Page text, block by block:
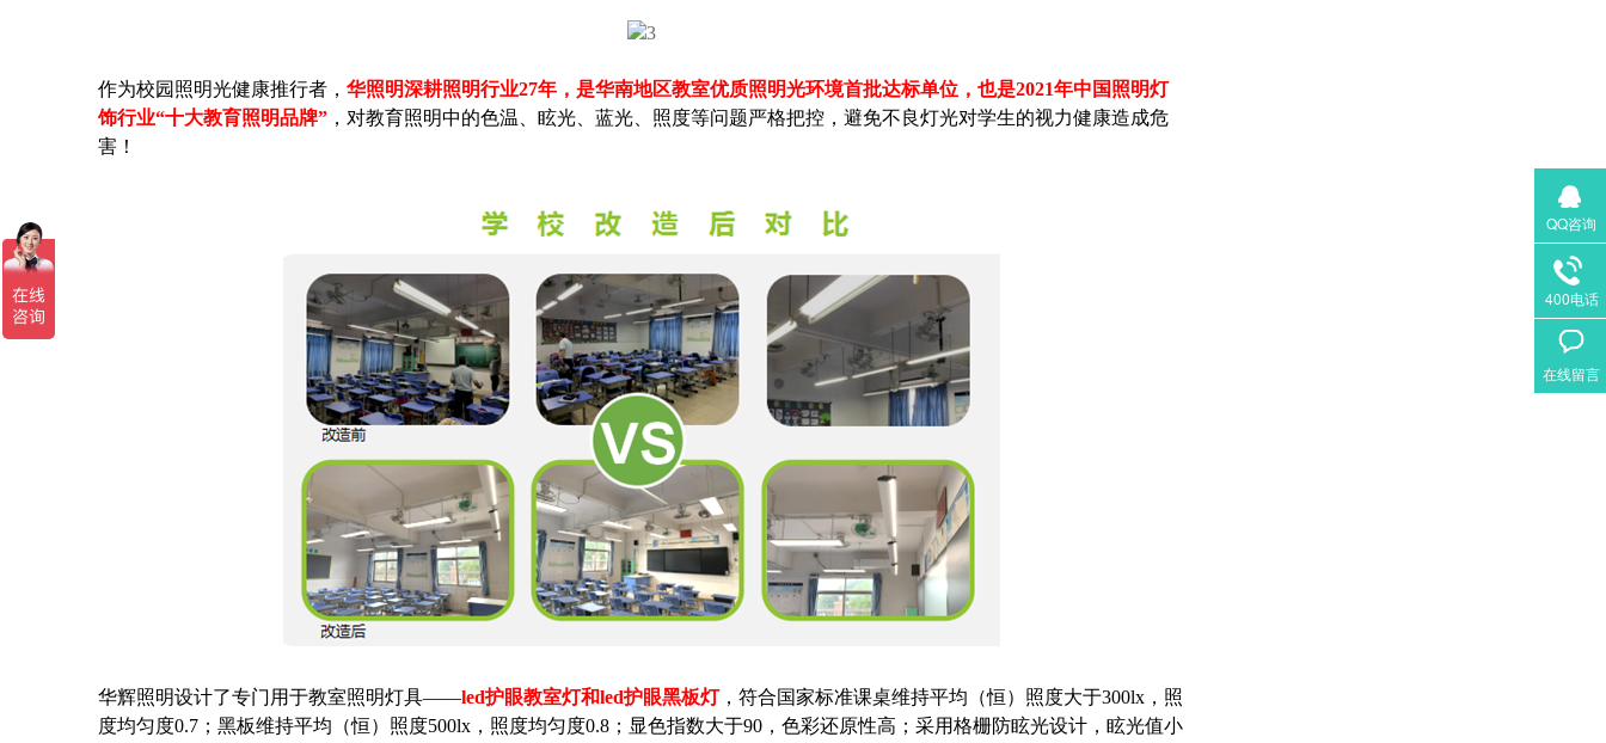
作为校园照明光健康推行者， 华照明深耕照明行业27年，是华南地区教室优质照明光环境首批达标单位，也是2021年中国照明灯
饰行业“十大教育照明品牌” ，对教育照明中的色温、眩光、蓝光、照度等问题严格把控，避免不良灯光对学生的视力健康造成危
害！
华辉照明设计了专门用于教室照明灯具——led护眼教室灯和led护眼黑板灯，符合国家标准课桌维持平均（恒）照度大于300lx，照
度均匀度0.7；黑板维持平均（恒）照度500lx，照度均匀度0.8；显色指数大于90，色彩还原性高；采用格栅防眩光设计，眩光值小
QQ咨询
400电话
在线留言